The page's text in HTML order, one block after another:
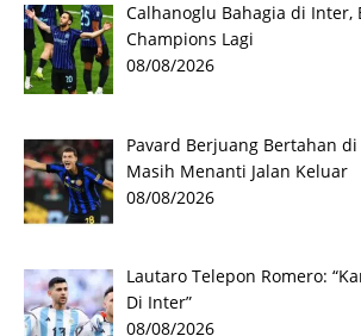
Calhanoglu Bahagia di Inter,
Champions Lagi
08/08/2026
Pavard Berjuang Bertahan
Masih Menanti Jalan Keluar
08/08/2026
Lautaro Telepon Romero:
Di Inter”
08/08/2026